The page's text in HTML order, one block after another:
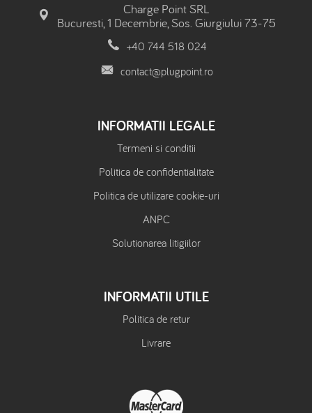
Charge Point SRL
Bucuresti, 1 Decembrie, Sos. Giurgiului 73-75
+40 744 518 024
contact@plugpoint.ro
INFORMATII LEGALE
Termeni si conditii
Politica de confidentialitate
Politica de utilizare cookie-uri
ANPC
Solutionarea litigiilor
INFORMATII UTILE
Politica de retur
Livrare